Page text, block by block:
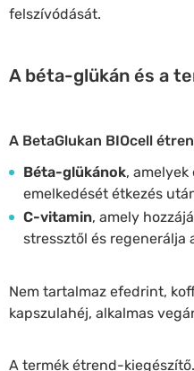
felszívódását.
Abéta-glükánés a
A BetaGlukan BIOcell
Béta-glükánok,
emelkedését étkezés
C-vitamin, amely
stressztől és regenerálja
Nem tartalmaz efedrint,
kapszulahéj, alkalmas
A termék étrend-kiegészítő.